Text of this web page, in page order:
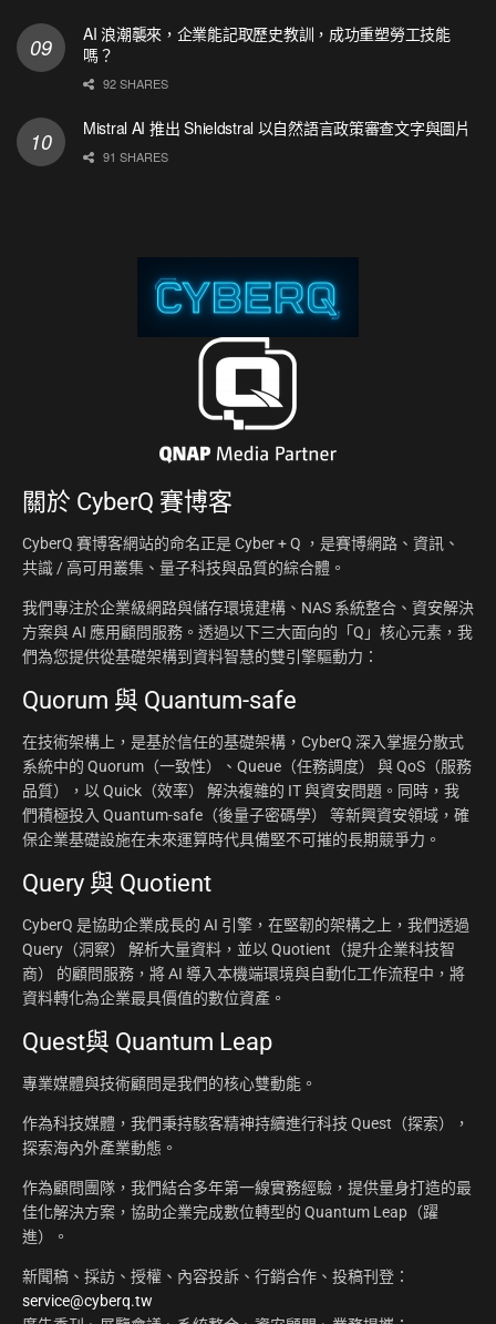
AI 浪潮襲來，企業能記取歷史教訓，成功重塑勞工技能
嗎？
92 SHARES
Mistral AI 推出 Shieldstral 以自然語言政策審查文字與圖片
91 SHARES
關於 CyberQ 賽博客
CyberQ 賽博客網站的命名正是 Cyber + Q ，是賽博網路、資訊、
共識 / 高可用叢集、量子科技與品質的綜合體。
我們專注於企業級網路與儲存環境建構、NAS 系統整合、資安解決
方案與 AI 應用顧問服務。透過以下三大面向的「Q」核心元素，我
們為您提供從基礎架構到資料智慧的雙引擎驅動力：
Quorum 與 Quantum-safe
在技術架構上，是基於信任的基礎架構，CyberQ 深入掌握分散式
系統中的 Quorum（一致性）、Queue（任務調度） 與 QoS（服務
品質），以 Quick（效率） 解決複雜的 IT 與資安問題。同時，我
們積極投入 Quantum-safe（後量子密碼學） 等新興資安領域，確
保企業基礎設施在未來運算時代具備堅不可摧的長期競爭力。
Query 與 Quotient
CyberQ 是協助企業成長的 AI 引擎，在堅韌的架構之上，我們透過
Query（洞察） 解析大量資料，並以 Quotient（提升企業科技智
商） 的顧問服務，將 AI 導入本機端環境與自動化工作流程中，將
資料轉化為企業最具價值的數位資產。
Quest與 Quantum Leap
專業媒體與技術顧問是我們的核心雙動能。
作為科技媒體，我們秉持駭客精神持續進行科技 Quest（探索），
探索海內外產業動態。
作為顧問團隊，我們結合多年第一線實務經驗，提供量身打造的最
佳化解決方案，協助企業完成數位轉型的 Quantum Leap（躍
進）。
新聞稿、採訪、授權、內容投訴、行銷合作、投稿刊登：
service@cyberq.tw